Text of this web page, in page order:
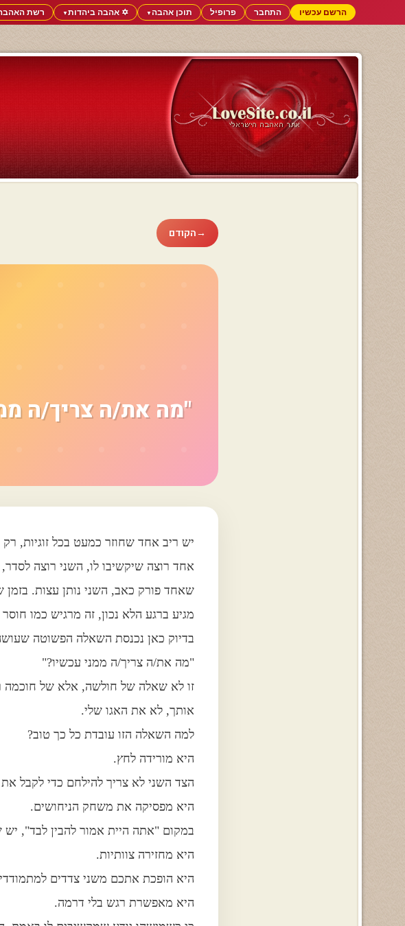
הרשם עכשיו התחבר פרופיל תוכן אהבה▼ ✡️ אהבה ביהדות▼ רשת
→הקודם
"מה את/ה צריך/ה
יש ריב אחד שחוזר כמעט בכל זוגיות,
אחד רוצה שיקשיבו לו, השני רוצה
שאחד פורק כאב, השני נותן עצות.
מגיע ברגע הלא נכון, זה מרגיש כמו
בדיוק כאן נכנסת השאלה הפשוטה
"מה את/ה צריך/ה ממני עכשיו?"
זו לא שאלה של חולשה, אלא של חוכמה
אותך, לא את האגו שלי.
למה השאלה הזו עובדת כל כך טוב?
היא מורידה לחץ.
הצד השני לא צריך להילחם כדי לקבל
היא מפסיקה את משחק הניחושים.
במקום "אתה היית אמור להבין לבד", יש
היא מחזירה צוותיות.
היא הופכת אתכם משני צדדים
היא מאפשרת רגש בלי דרמה.